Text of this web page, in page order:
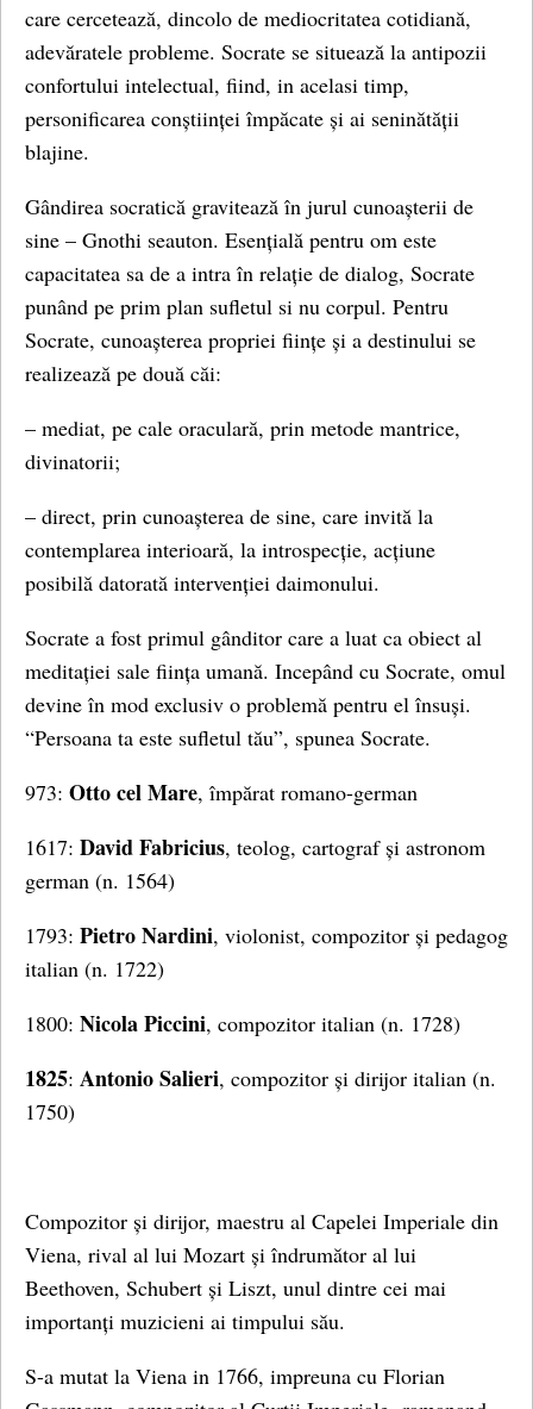
care cercetează, dincolo de mediocritatea cotidiană,
adevăratele probleme. Socrate se situează la antipozii
confortului intelectual, fiind, in acelasi timp,
personificarea conștiinței împăcate și ai seninătății
blajine.
Gândirea socratică gravitează în jurul cunoașterii de
sine – Gnothi seauton. Esențială pentru om este
capacitatea sa de a intra în relație de dialog, Socrate
punând pe prim plan sufletul si nu corpul. Pentru
Socrate, cunoașterea propriei ființe și a destinului se
realizează pe două căi:
– mediat, pe cale oraculară, prin metode mantrice,
divinatorii;
– direct, prin cunoașterea de sine, care invită la
contemplarea interioară, la introspecție, acțiune
posibilă datorată intervenției daimonului.
Socrate a fost primul gânditor care a luat ca obiect al
meditației sale ființa umană. Incepând cu Socrate, omul
devine în mod exclusiv o problemă pentru el însuși.
“Persoana ta este sufletul tău”, spunea Socrate.
973: Otto cel Mare, împărat romano-german
1617: David Fabricius, teolog, cartograf și astronom
german (n. 1564)
1793: Pietro Nardini, violonist, compozitor și pedagog
italian (n. 1722)
1800: Nicola Piccini, compozitor italian (n. 1728)
1825: Antonio Salieri, compozitor și dirijor italian (n.
1750)
Compozitor și dirijor, maestru al Capelei Imperiale din
Viena, rival al lui Mozart și îndrumător al lui
Beethoven, Schubert și Liszt, unul dintre cei mai
importanți muzicieni ai timpului său.
S-a mutat la Viena in 1766, impreuna cu Florian